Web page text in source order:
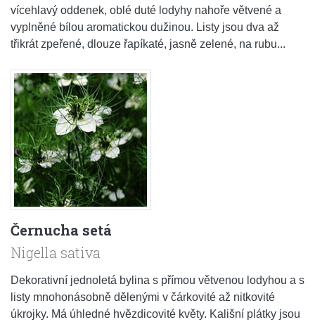
vícehlavý oddenek, oblé duté lodyhy nahoře větvené a
vyplněné bílou aromatickou dužinou. Listy jsou dva až
třikrát zpeřené, dlouze řapíkaté, jasně zelené, na rubu...
Černucha setá
Nigella sativa
Dekorativní jednoletá bylina s přímou větvenou lodyhou a s
listy mnohonásobně dělenými v čárkovité až nitkovité
úkrojky. Má úhledné hvězdicovité květy. Kališní plátky jsou